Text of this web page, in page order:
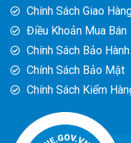
Chính Sách Giao
Điều Khoản Mua Bán
Chính Sách Bảo Hành
Chính Sách Bảo Mật
Chính Sách Kiểm